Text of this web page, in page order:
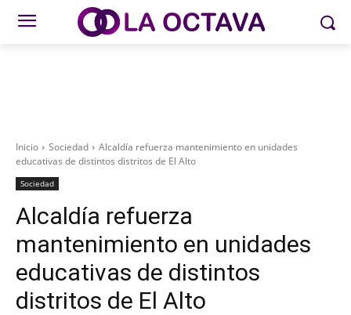
Inicio Sociedad
Alcaldía refuerza mantenimiento en unidades
educativas de distintos distritos de El Alto
Sociedad
Alcaldía refuerza
mantenimiento en unidades
educativas de distintos
distritos de El Alto